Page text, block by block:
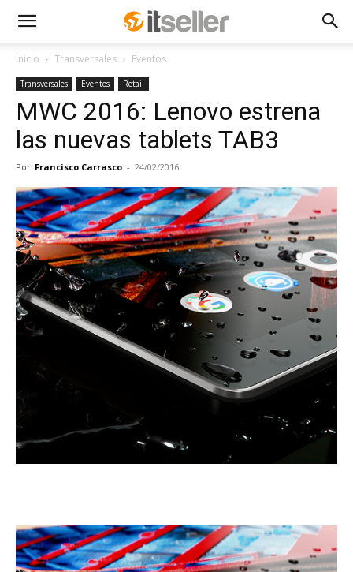
Inicio Transversales Eventos
Transversales Eventos Retail
MWC 2016: Lenovo estrena
las nuevas tablets TAB3
Por Francisco Carrasco - 24/02/2016